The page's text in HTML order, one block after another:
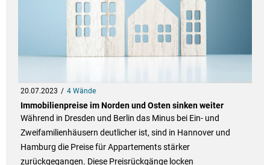
20.07.2023 4 Wände
Immobilienpreise im Norden und Osten sinken weiter
Während in Dresden und Berlin das Minus bei Ein- und
Zweifamilienhäusern deutlicher ist, sind in Hannover und
Hamburg die Preise für Appartements stärker
zurückgegangen. Diese Preisrückgänge locken